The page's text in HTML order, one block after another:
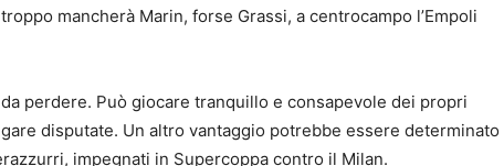
mancherà Marin, forse Grassi, a centrocampo l’Empoli
perdere. Può giocare tranquillo e consapevole dei propri
disputate. Un altro vantaggio potrebbe essere determinato
impegnati in Supercoppa contro il Milan.